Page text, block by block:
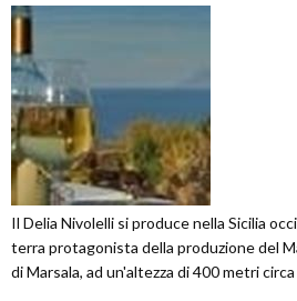
Il Delia Nivolelli si produce nella Sicilia
terra protagonista della produzione del
di Marsala, ad un'altezza di 400 metri